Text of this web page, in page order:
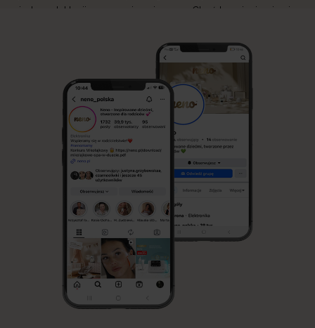
wiedzy o laktacji oraz wspieranie mam. Choć karmienie piersią
mogą być wymagające. W Neno wierzymy, że każda mama
zasługuje na wsparcie, dlatego tworzymy produkty, które
ułatwiają przygodę z laktacją i sprawiają, że codzienne […]